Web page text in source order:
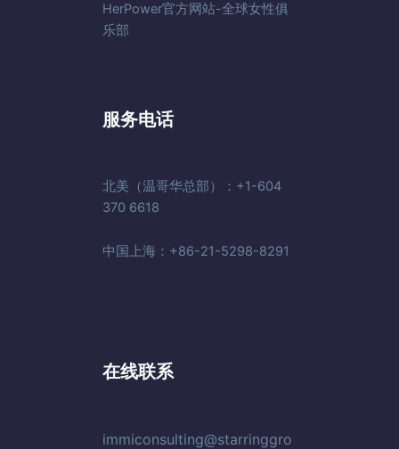
HerPower官方网站-全球女性俱
乐部
服务电话
北美（温哥华总部）：+1-604
370 6618
中国上海：+86-21-5298-8291
在线联系
immiconsulting@starringgro